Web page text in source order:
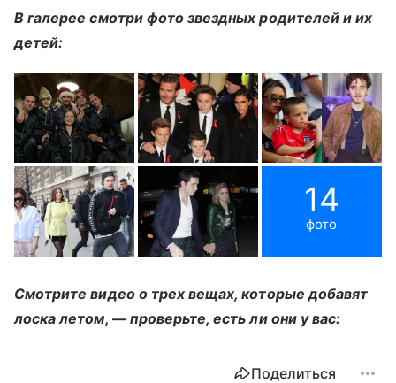
В галерее смотри фото звездных родителей и их
детей:
14
фото
Смотрите видео о трех вещах, которые добавят
лоска летом, — проверьте, есть ли они у вас:
Поделиться